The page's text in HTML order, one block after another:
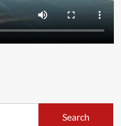
Search